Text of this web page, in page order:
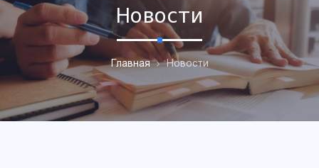
Новости
Главная Новости